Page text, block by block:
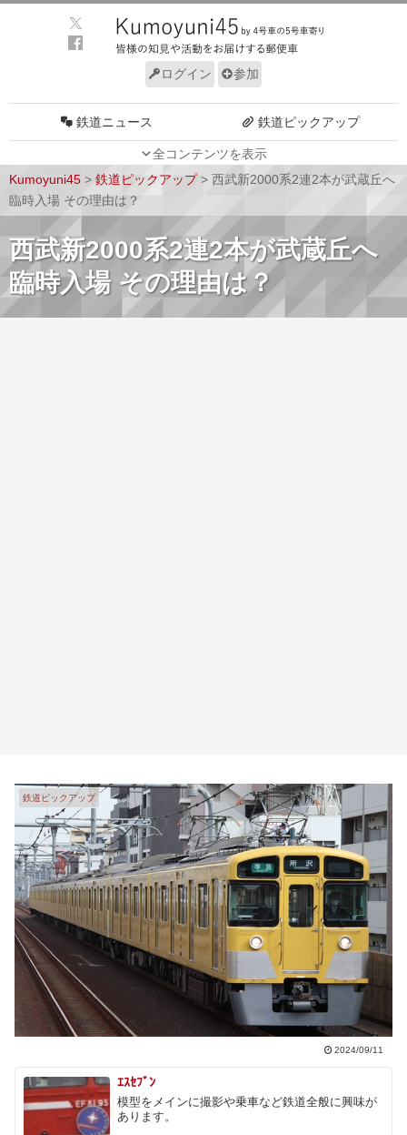
ログイン 参加
全コンテンツを表示
鉄道ニュース 鉄道ピックアップ
車両技術
Kumoyuni45 > 鉄道ピックアップ> 西武新2000系2連2本が武蔵丘へ
臨時入場 その理由は？
西武新2000系2連2本が武蔵丘へ
臨時入場 その理由は？
鉄道ピックアップ
2024/09/11
ｴｽｾﾌﾞﾝ
模型をメインに撮影や乗車など鉄道全般に興味が
あります。